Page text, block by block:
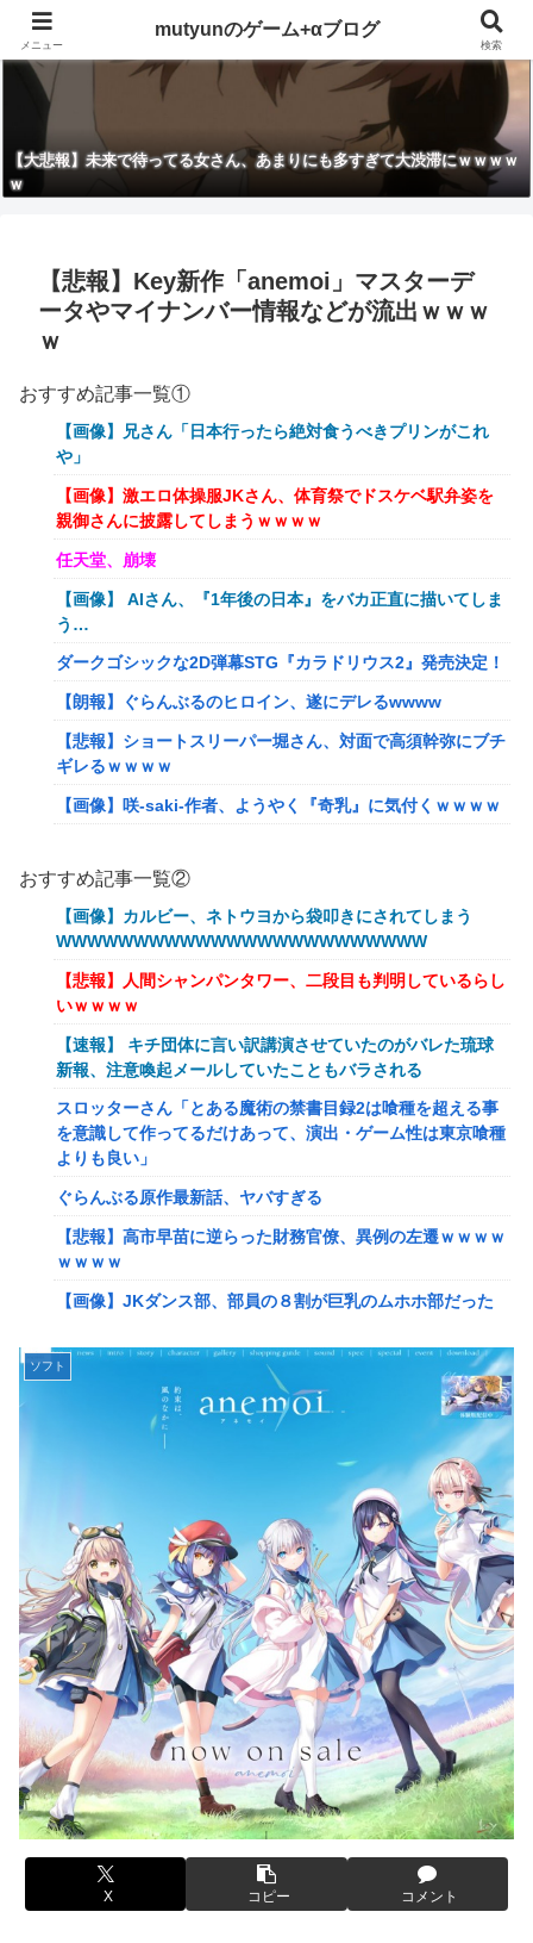
【大悲報】未来で待ってる女さん、あまりにも多すぎて大渋滞にｗｗｗｗ
ｗ
【悲報】Key新作「anemoi」マスターデ
ータやマイナンバー情報などが流出ｗｗｗ
ｗ
おすすめ記事一覧①
【画像】兄さん「日本行ったら絶対食うべきプリンがこれ
や」
【画像】激エロ体操服JKさん、体育祭でドスケベ駅弁姿を
親御さんに披露してしまうｗｗｗｗ
任天堂、崩壊
【画像】 AIさん、『1年後の日本』をバカ正直に描いてしま
う…
ダークゴシックな2D弾幕STG『カラドリウス2』発売決定！
【朗報】ぐらんぶるのヒロイン、遂にデレるwwww
【悲報】ショートスリーパー堀さん、対面で高須幹弥にブチ
ギレるｗｗｗｗ
【画像】咲-saki-作者、ようやく『奇乳』に気付くｗｗｗｗ
されて性行為 → 凄いことになるｗｗｗｗｗ
シュート選手が結婚を発表、ネモ選手とウメハラ選手が婚姻
届の証人に。
流行を無視したとき「正直ダサくね？」ってなるファッショ
ン上げてけ
【衝撃】クロちゃん、とち狂ったツイートをする←コレ言う
ほどおかしいか？？？？？？
佐藤二朗、妻とのハグを報告「文〇砲より遥かに威力は弱い
が、僕のノロケ砲をお見舞いする」
【画像】こんな感じのクルマで車中泊旅したいよな？？？
【朗報】ドラゴンボール史上、最も実力とその人気が伴わな
い微妙すぎるキャラさん決まる！！
路上駐車中のテスラ車を超弩級のゲリラ豪雨が直撃、水が溢
れてどんどん浸かっていくのを……
【艦これ】けーかいじん 他
【艦これ】E5ヌルイとかいう風説には騙されないぞ スキャ
ンプくらいヌルイのなら考える
韓国人「超巨大台風13号ドルフィンが90度直角カーブで韓
国に向かう予想‥世界各国の最新スパコン気象予測モデルが
はじき出した直近の台風進路図がこちらです‥」
車大手工場にも女性・高齢者…軽作業ラインやスポットワー
ク
海外「日本なんて行くんじゃなかった…」 日本を知ってし
まったディズニー信者、帰国後『本家』に失望する事態に
キャデラックF1、致命的なブレーキ問題の原因が明らかに
なるも解決には至っておらずめども立たず
【緊急】今の若者に急増している『コレ』依存、めちゃくち
ゃ深刻な模様w w w w w w w w w w
アリスソフト「ランス10」ゲーム画面公開キター！ウルザち
おすすめ記事一覧②
【画像】カルビー、ネトウヨから袋叩きにされてしまう
WWWWWWWWWWWWWWWWWWWWWWWW
【悲報】人間シャンパンタワー、二段目も判明しているらし
いｗｗｗｗ
【速報】 キチ団体に言い訳講演させていたのがバレた琉球
新報、注意喚起メールしていたこともバラされる
スロッターさん「とある魔術の禁書目録2は喰種を超える事
を意識して作ってるだけあって、演出・ゲーム性は東京喰種
よりも良い」
ぐらんぶる原作最新話、ヤバすぎる
【悲報】高市早苗に逆らった財務官僚、異例の左遷ｗｗｗｗ
ｗｗｗｗ
【画像】JKダンス部、部員の８割が巨乳のムホホ部だった
【画像】漫画家・桂正和、最新のパンツ＆お尻のイラスト投
稿にネット衝撃「この質感の出し方」「実写かと思いまし
みいちゃん、セコカンになる
【画像】咲-saki-作者、ようやく『奇乳』に気付くｗｗｗｗ
【艦これ】そもそも深海ってなんか悪いことしたの
【艦これ】けーかいじん 他
【艦これ】E5ヌルイとかいう風説には騙されないぞ スキャ
ンプくらいヌルイのなら考える
新台スマスロ『Lやじきた道中記参る』評判＆感想まとめ｜
通常時はポイント集めで修行、あっぱれチャンスの河童が強
い、スイカ取りこぼし注意 etc…
【画像】影山優佳さん(25)、下着姿であたシコが止まらない
京大病院、手術ミスで50代女性患者を「植物状態」に 脳腫
瘍摘出手術で腫瘍の無い部位を摘出してしまう
【画像】前田敦子さん、脚が長すぎるｗｗｗｗｗｗｗ
【Pickup07091615】
ソフト
X コピー コメント
メニュー
mutyunのゲーム+αブログ
検索